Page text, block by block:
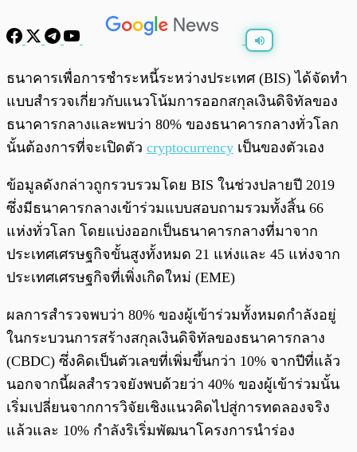
พร้อมเล่น / 0:00
ธนาคารเพื่อการชำระหนี้ระหว่างประเทศ (BIS) ได้จัดทำ
แบบสำรวจเกี่ยวกับแนวโน้มการออกสกุลเงินดิจิทัลของ
ธนาคารกลางและพบว่า 80% ของธนาคารกลางทั่วโลก
นั้นต้องการที่จะเปิดตัว cryptocurrency เป็นของตัวเอง
ข้อมูลดังกล่าวถูกรวบรวมโดย BIS ในช่วงปลายปี 2019
ซึ่งมีธนาคารกลางเข้าร่วมแบบสอบถามรวมทั้งสิ้น 66
แห่งทั่วโลก โดยแบ่งออกเป็นธนาคารกลางที่มาจาก
ประเทศเศรษฐกิจขั้นสูงทั้งหมด 21 แห่งและ 45 แห่งจาก
ประเทศเศรษฐกิจที่เพิ่งเกิดใหม่ (EME)
ผลการสำรวจพบว่า 80% ของผู้เข้าร่วมทั้งหมดกำลังอยู่
ในกระบวนการสร้างสกุลเงินดิจิทัลของธนาคารกลาง
(CBDC) ซึ่งคิดเป็นตัวเลขที่เพิ่มขึ้นกว่า 10% จากปีที่แล้ว
นอกจากนี้ผลสำรวจยังพบด้วยว่า 40% ของผู้เข้าร่วมนั้น
เริ่มเปลี่ยนจากการวิจัยเชิงแนวคิดไปสู่การทดลองจริง
แล้วและ 10% กำลังริเริ่มพัฒนาโครงการนำร่อง